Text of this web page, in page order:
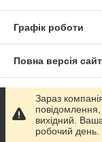
Графік роботи
Повна версія
Сайт створено на
Політика
Зараз
повідомлення,
вихідний.
робочий день.